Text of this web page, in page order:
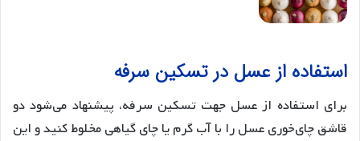
استفاده از عسل در تسکین سرفه
برای استفاده از عسل جهت تسکین سرفه، پیشنهاد می‌شود دو
قاشق چای‌خوری عسل را با آب گرم یا چای گیاهی مخلوط کنید و این